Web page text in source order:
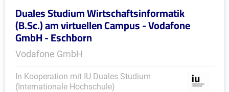
Duales Studium Wirtschaftsinformatik
(B.Sc.) am virtuellen Campus - Vodafone
GmbH - Eschborn
Vodafone GmbH
In Kooperation mit IU Duales Studium
(Internationale Hochschule)